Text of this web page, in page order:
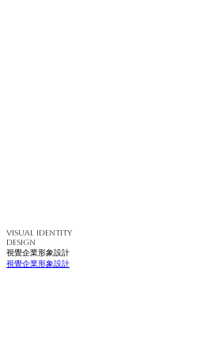
VISUAL IDENTITY
DESIGN
視覺企業形象設計
視覺企業形象設計